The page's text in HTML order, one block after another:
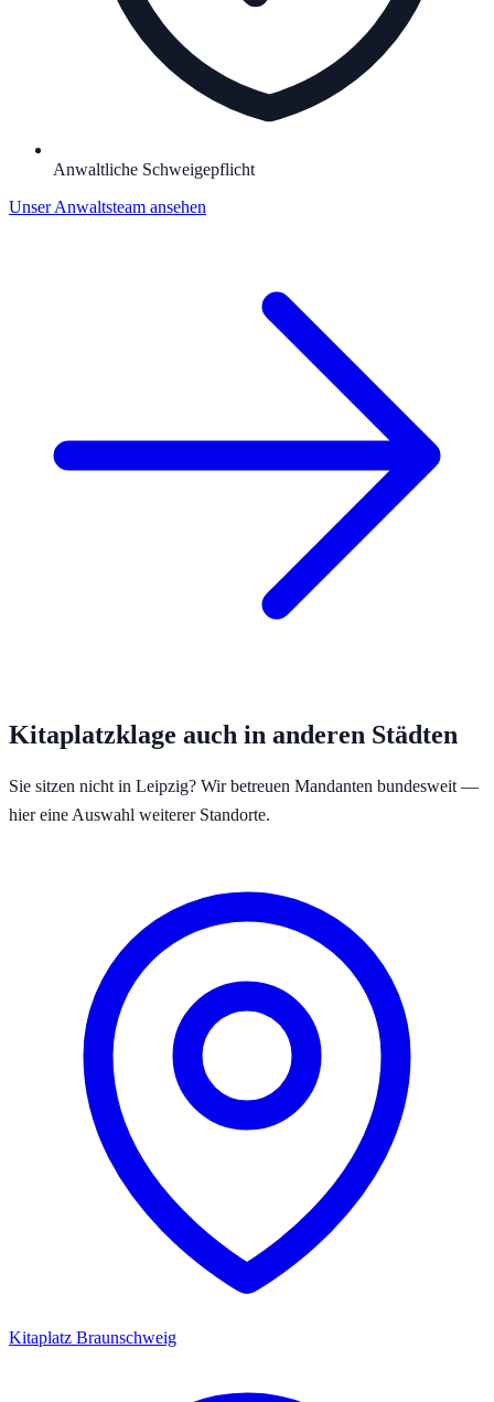
Anwaltliche Schweigepflicht
Unser Anwaltsteam ansehen
Kitaplatzklage auch in anderen Städten
Sie sitzen nicht in Leipzig? Wir betreuen Mandanten bundesweit —
hier eine Auswahl weiterer Standorte.
Kitaplatz Braunschweig